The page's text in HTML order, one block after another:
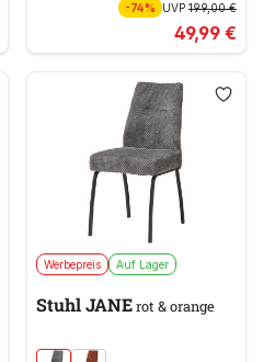
-74% UVP199,00 €
49,99 €
Werbepreis Auf Lager
Stuhl JANErot & orange